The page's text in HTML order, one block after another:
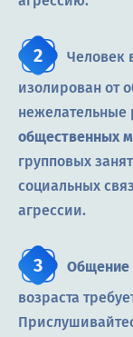
Человек
изолирован от
нежелательные
общественных
групповых
социальных
агрессии.
Общение
возраста